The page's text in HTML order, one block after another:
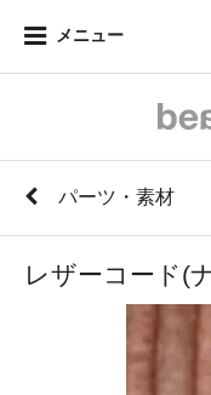
メニュー
パーツ・素材
レザーコード(